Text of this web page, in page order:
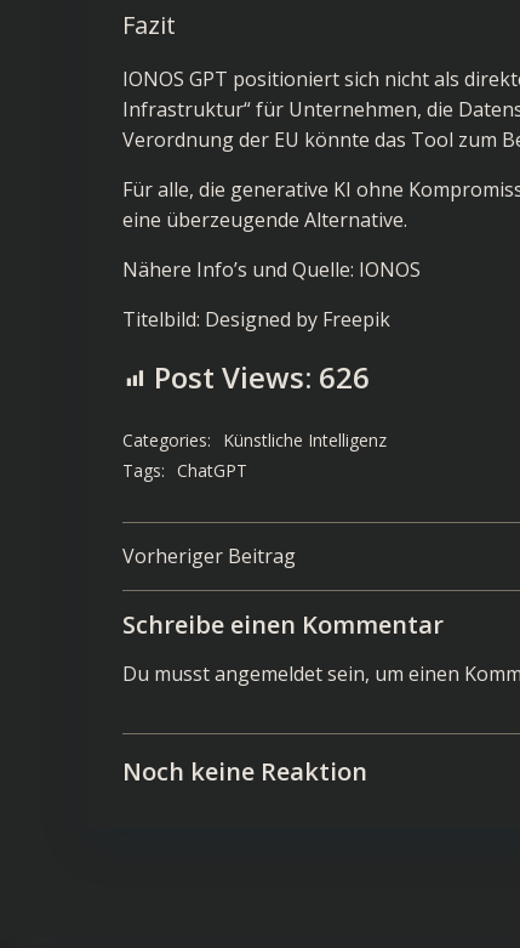
Fazit
IONOS GPT positioniert sich nicht als
Infrastruktur“ für Unternehmen, die
Verordnung der EU könnte das Tool zum
Für alle, die generative KI ohne
eine überzeugende Alternative.
Nähere Info’s und Quelle: IONOS
Titelbild: Designed by Freepik
Post Views: 626
Categories:
Künstliche Intelligenz
Tags: ChatGPT
Post
navigation
Vorheriger Beitrag
Schreibe einen Kommentar
Du musstangemeldetsein, um einen
Noch keine Reaktion